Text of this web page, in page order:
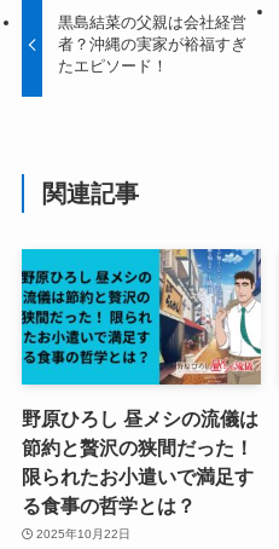
黒島結菜の父親は会社経営
者？沖縄の実家が裕福すぎ
たエピソード！
関連記事
野原ひろし 昼メシの流儀は
節約と贅沢の狭間だった！
限られたお小遣いで満足す
る食事の哲学とは？
2025年10月22日